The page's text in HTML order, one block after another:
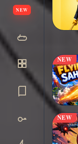
NEW
NEW
NEW